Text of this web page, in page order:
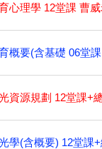
心理學 12堂課 曹
概要(含基礎 06堂
資源規劃 12堂課+
學(含概要) 12堂課